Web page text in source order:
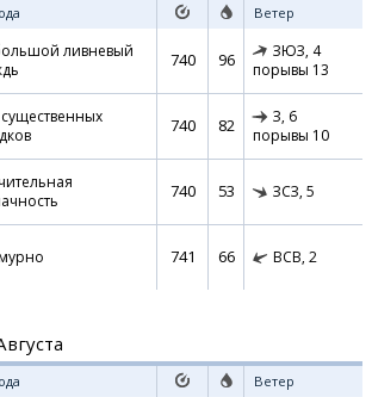
Ветер
ливневый
740 96 ЗЮЗ, 4
порывы 13
существенных
740 82 З, 6
порывы 10
740 53 ЗСЗ, 5
741 66 ВСВ, 2
Ветер